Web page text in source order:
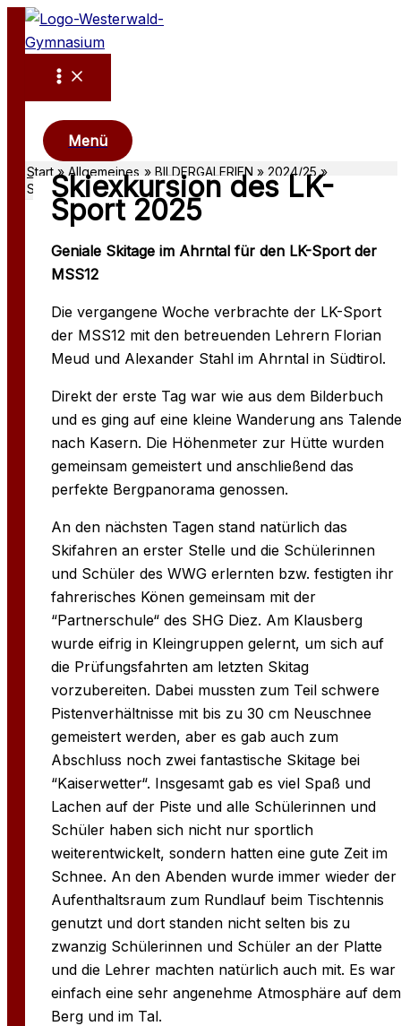
Zum
Inhalt
springen
Menü
Start Allgemeines BILDERGALERIEN
2024/25
Skiexkursion des LK-Sport 2025
Skiexkursion des LK-
Sport 2025
Geniale Skitage im Ahrntal für den LK-Sport der
MSS12
Die vergangene Woche verbrachte der LK-Sport
der MSS12 mit den betreuenden Lehrern Florian
Meud und Alexander Stahl im Ahrntal in Südtirol.
Direkt der erste Tag war wie aus dem Bilderbuch
und es ging auf eine kleine Wanderung ans Talende
nach Kasern. Die Höhenmeter zur Hütte wurden
gemeinsam gemeistert und anschließend das
perfekte Bergpanorama genossen.
An den nächsten Tagen stand natürlich das
Skifahren an erster Stelle und die Schülerinnen
und Schüler des WWG erlernten bzw. festigten ihr
fahrerisches Könen gemeinsam mit der
“Partnerschule“ des SHG Diez. Am Klausberg
wurde eifrig in Kleingruppen gelernt, um sich auf
die Prüfungsfahrten am letzten Skitag
vorzubereiten. Dabei mussten zum Teil schwere
Pistenverhältnisse mit bis zu 30 cm Neuschnee
gemeistert werden, aber es gab auch zum
Abschluss noch zwei fantastische Skitage bei
“Kaiserwetter“. Insgesamt gab es viel Spaß und
Lachen auf der Piste und alle Schülerinnen und
Schüler haben sich nicht nur sportlich
weiterentwickelt, sondern hatten eine gute Zeit im
Schnee. An den Abenden wurde immer wieder der
Aufenthaltsraum zum Rundlauf beim Tischtennis
genutzt und dort standen nicht selten bis zu
zwanzig Schülerinnen und Schüler an der Platte
und die Lehrer machten natürlich auch mit. Es war
einfach eine sehr angenehme Atmosphäre auf dem
Berg und im Tal.